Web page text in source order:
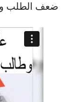
ضعف الطلب